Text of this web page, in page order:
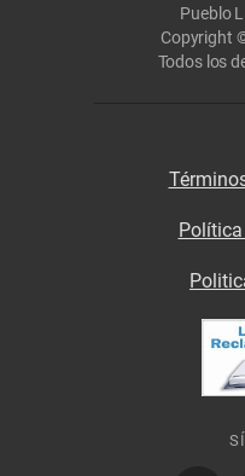
Pueblo
Copyright
Todos los